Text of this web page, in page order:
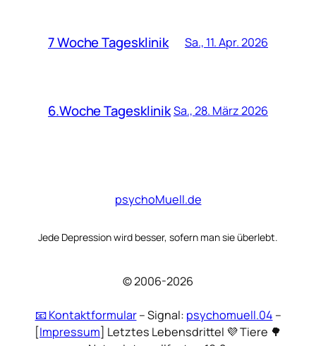
7 Woche Tagesklinik Sa., 11. Apr. 2026
6.Woche TagesklinikSa., 28. März 2026
psychoMuell.de
Jede Depression wird besser, sofern man sie überlebt.
© 2006-2026
📧 Kontaktformular– Signal: psychomuell.04 –
[Impressum] Letztes Lebensdrittel 💜 Tiere 🌳